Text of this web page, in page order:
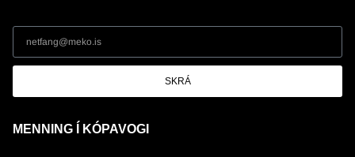
SKRÁ
MENNING Í KÓPAVOGI